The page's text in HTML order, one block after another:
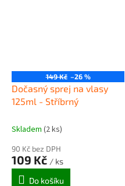
149 Kč –26 %
Dočasný sprej na vlasy
125ml - Stříbrný
Skladem (2 ks)
90 Kč bez DPH
109 Kč / ks
Do košíku